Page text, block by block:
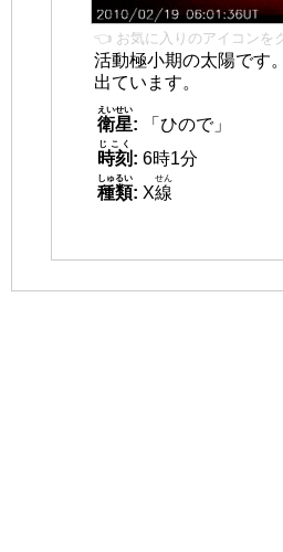
👈 お気に入りのアイコンを
活動極小期の太陽です
出ています。
衛星
えいせい
:
「ひので」
時刻
じこく
: 6時1分
種類
しゅるい
: X線
せん